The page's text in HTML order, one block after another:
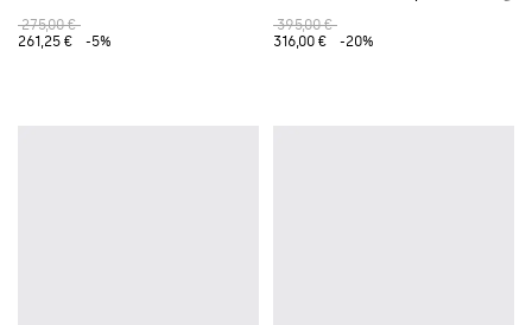
275,00 €
261,25 €
-5%
395,00 €
316,00 €
-20%